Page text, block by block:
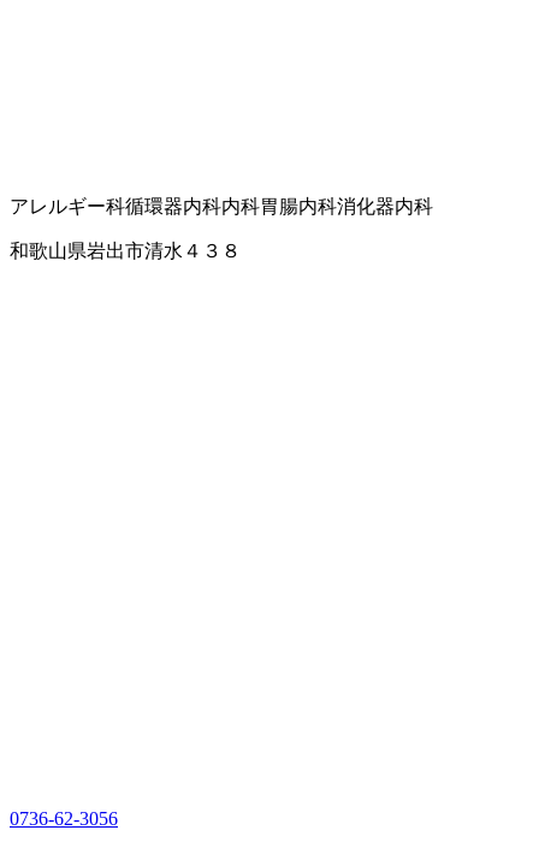
アレルギー科循環器内科内科胃腸内科消化器内科
和歌山県岩出市清水４３８
0736-62-3056